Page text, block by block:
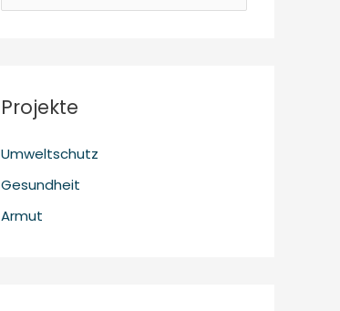
e
n
a
c
Projekte
Umweltschutz
Gesundheit
Armut